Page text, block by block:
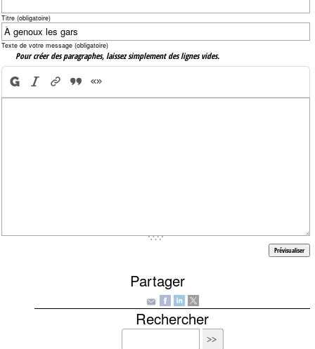
Titre (obligatoire)
Texte de votre message (obligatoire)
Pour créer des paragraphes, laissez simplement des lignes vides.
Partager
Rechercher